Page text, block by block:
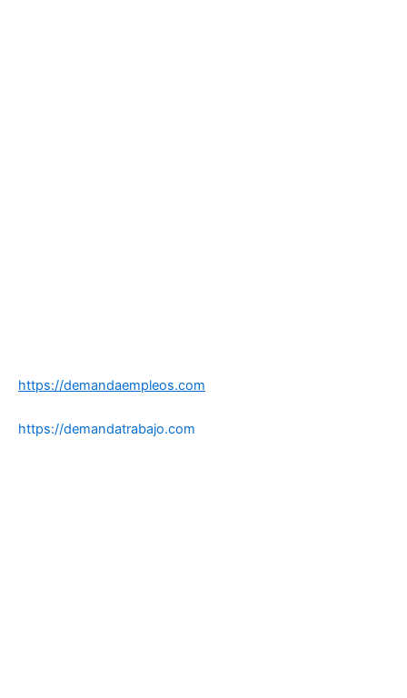
https://demandaempleos.com
https://demandatrabajo.com